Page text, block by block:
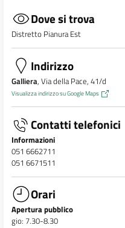
Dove si trova
Distretto Pianura Est
Indirizzo
Galliera, Via della Pace, 41/d
Visualizza indirizzo su Google Maps
Contatti telefonici
Informazioni
051 6662711
051 6671511
Orari
Apertura pubblico
gio: 7.30-8.30